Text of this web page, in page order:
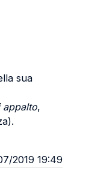
sua
appalto,
2019 19:49